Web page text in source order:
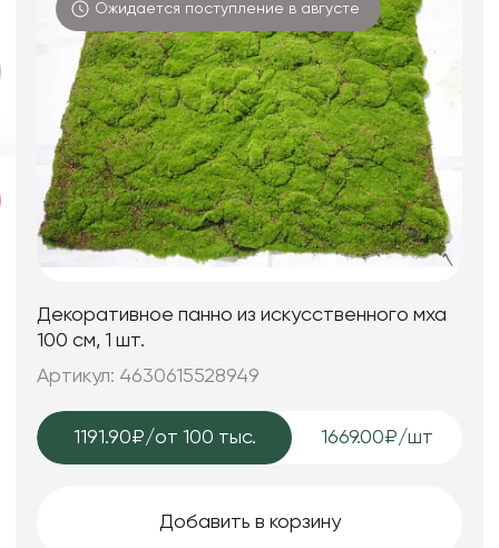
Ожидается поступление в августе
Декоративное панно из искусственного мха
100 см, 1 шт.
Артикул: 4630615528949
1191.90₽/от 100 тыс. 1669.00₽/шт
Добавить в корзину